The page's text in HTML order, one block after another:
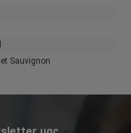
Sauvignon